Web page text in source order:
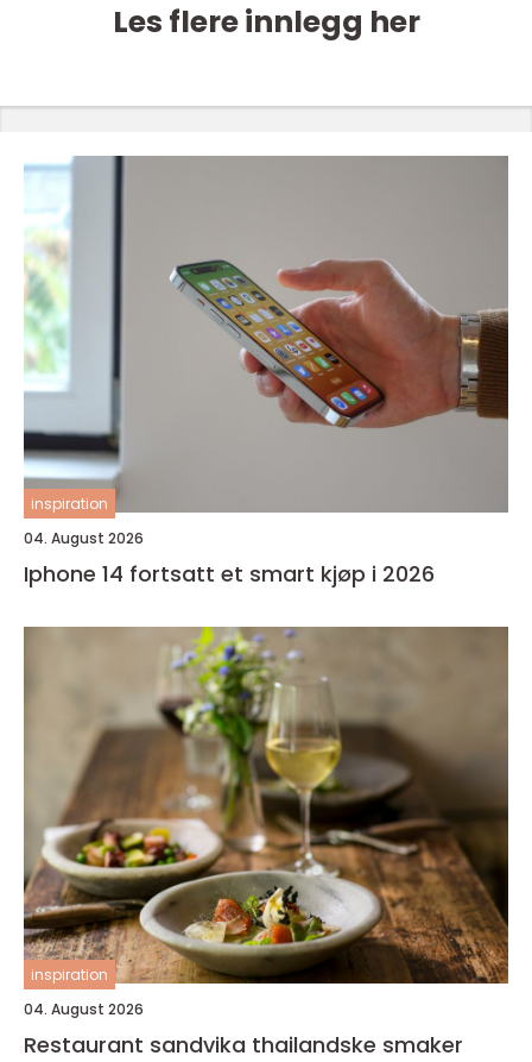
Les flere innlegg her
inspiration
04. August 2026
Iphone 14 fortsatt et smart kjøp i 2026
inspiration
04. August 2026
Restaurant sandvika thailandske smaker